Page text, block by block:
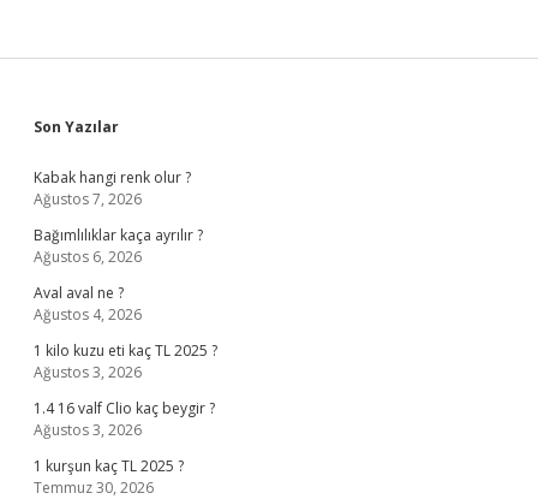
Sidebar
Son Yazılar
Kabak hangi renk olur ?
Ağustos 7, 2026
Bağımlılıklar kaça ayrılır ?
Ağustos 6, 2026
Aval aval ne ?
Ağustos 4, 2026
1 kilo kuzu eti kaç TL 2025 ?
Ağustos 3, 2026
1.4 16 valf Clio kaç beygir ?
Ağustos 3, 2026
1 kurşun kaç TL 2025 ?
Temmuz 30, 2026